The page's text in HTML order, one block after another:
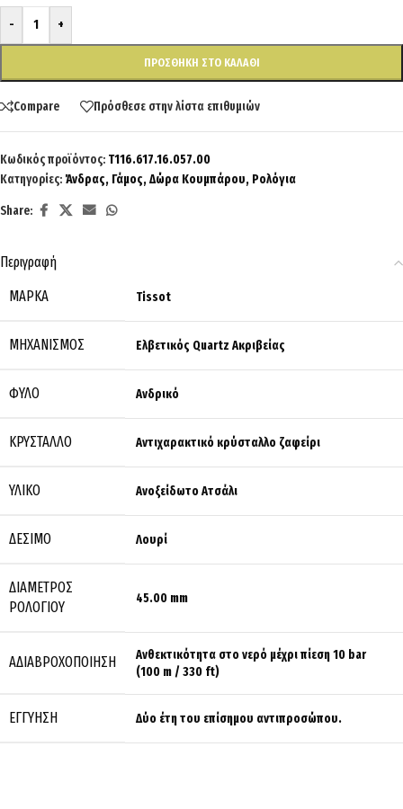
- +
ΠΡΟΣΘΉΚΗ ΣΤΟ ΚΑΛΆΘΙ
Compare Πρόσθεσε στην λίστα επιθυμιών
Κωδικός προϊόντος: T116.617.16.057.00
Κατηγορίες: Άνδρας, Γάμος,Δώρα Κουμπάρου, Ρολόγια
Share:
Περιγραφή
ΜΆΡΚΑ
Tissot
ΜΗΧΑΝΙΣΜΌΣ Ελβετικός Quartz Ακριβείας
ΦΎΛΟ Ανδρικό
ΚΡΎΣΤΑΛΛΟ Αντιχαρακτικό κρύσταλλο ζαφείρι
ΥΛΙΚΌ Ανοξείδωτο Ατσάλι
ΔΈΣΙΜΟ Λουρί
ΔΙΆΜΕΤΡΟΣ
ΡΟΛΟΓΙΟΎ
45.00 mm
ΑΔΙΑΒΡΟΧΟΠΟΊΗΣΗ
Ανθεκτικότητα στο νερό μέχρι πίεση 10 bar
(100 m / 330 ft)
ΕΓΓΎΗΣΗ Δύο έτη του επίσημου αντιπροσώπου.